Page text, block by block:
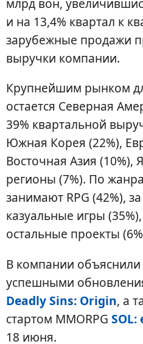
млрд вон,
и на 13,4% квартал к
зарубежные продажи
выручки компании.
Крупнейшим рынком
остается Северная
39% квартальной
Южная Корея (22%),
Восточная Азия (10%),
регионы (7%). По
занимают RPG (42%),
казуальные игры
остальные проекты
В компании
успешными
Deadly Sins: Origin, а
стартом MMORPG
18 июня.